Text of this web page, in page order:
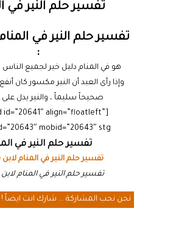
تفسير حلم النير في
تفسير حلم النير في
:
هو في المنام دليل خير لجميع الناس
وإذا رأى العبد أن النير مكسور كان
صحيحاً سليماً ، والنير يدل على
id=”20641″ align=”floatleft”
mobid=”20643″ stg=””]
تفسير حلم النير في
تفسير حلم النير في المنام
تفسير حلم النير في المنام
نحن نحب المشاركة ... شارك انت ايضاً !